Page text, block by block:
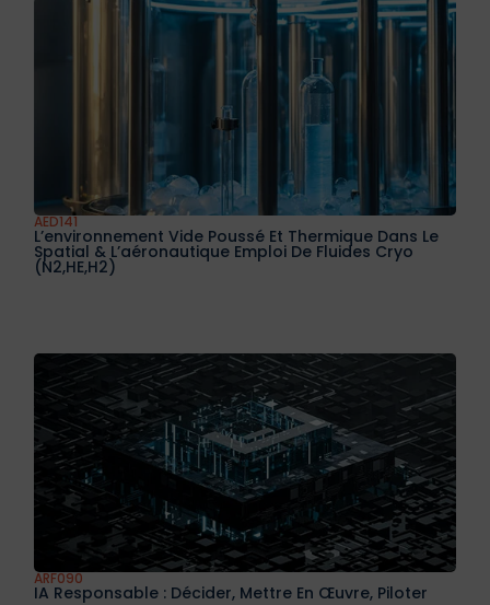
AED141
L’environnement Vide Poussé Et Thermique Dans Le
Spatial & L’aéronautique Emploi De Fluides Cryo
(N2,HE,H2)
ARF090
IA Responsable : Décider, Mettre En Œuvre, Piloter